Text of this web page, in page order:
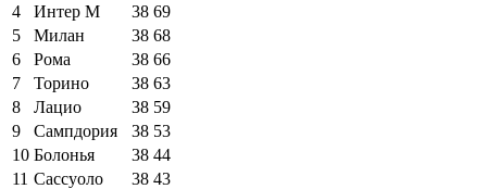
4
Интер М 38 69
5
Милан 38 68
6
Рома 38 66
7
Торино 38 63
8
Лацио 38 59
9
Сампдория 38 53
10 Болонья 38 44
11 Сассуоло 38 43